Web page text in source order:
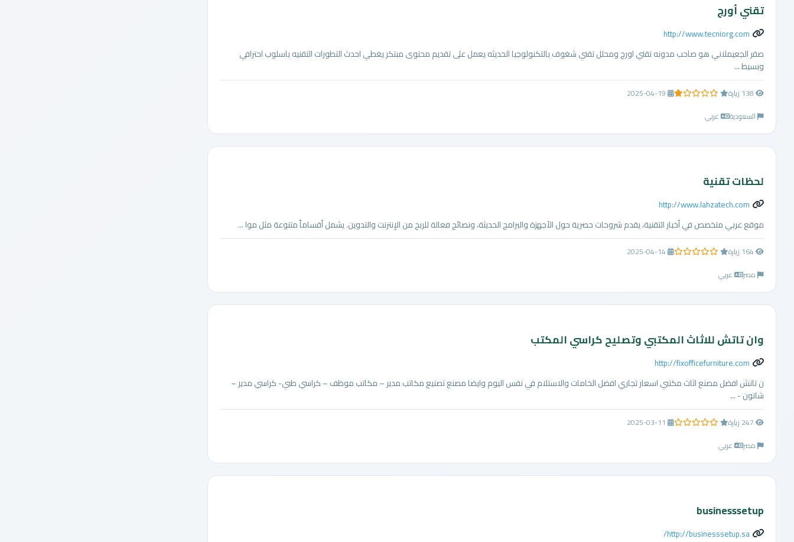
تقني أورج
http://www.tecniorg.com
صقر الجعيملاني هو صاحب مدونه تقني اورج ومحلل تقني شغوف بالتكنولوجيا الحديثه يعمل على تقديم محتوى مبتكر يغطي احدث التطورات التقنيه باسلوب احترافي
وبسيط ...
1.0 من 5 نجوم
السعودية
عربي
لحظات تقنية
http://www.lahzatech.com
موقع عربي متخصص في أخبار التقنية، يقدم شروحات حصرية حول الأجهزة والبرامج الحديثة، ونصائح فعالة للربح من الإنترنت والتدوين. يشمل أقساماً متنوعة مثل موا ...
0.0 من 5 نجوم
مصر
عربي
وان تاتش للاثاث المكتبي وتصليح كراسي المكتب
http://fixofficefurniture.com
ن تاتش افضل مصنع اثاث مكتبي اسعار تجاري افضل الخامات والاستلام في نفس اليوم وايضا مصنع تصنيع مكاتب مدير – مكاتب موظف – كراسي طبي- كراسي مدير –
شانون - ...
0.0 من 5 نجوم
مصر
عربي
businesssetup
http://businesssetup.sa/